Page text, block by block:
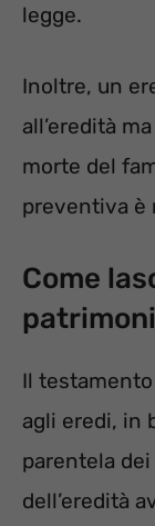
legge.
Inoltre, un
all’eredità
morte del
preventiva è
Come
Il
agli eredi, in
parentela
dell’eredità